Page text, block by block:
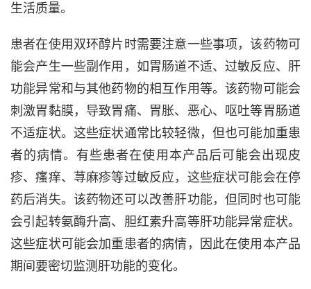
生活质量。
患者在使用双环醇片时需要注意一些事项，该药物可
能会产生一些副作用，如胃肠道不适、过敏反应、肝
功能异常和与其他药物的相互作用等。该药物可能会
刺激胃黏膜，导致胃痛、胃胀、恶心、呕吐等胃肠道
不适症状。这些症状通常比较轻微，但也可能加重患
者的病情。有些患者在使用本产品后可能会出现皮
疹、瘙痒、荨麻疹等过敏反应，这些症状可能会在停
药后消失。该药物还可以改善肝功能，但同时也可能
会引起转氨酶升高、胆红素升高等肝功能异常症状。
这些症状可能会加重患者的病情，因此在使用本产品
期间要密切监测肝功能的变化。